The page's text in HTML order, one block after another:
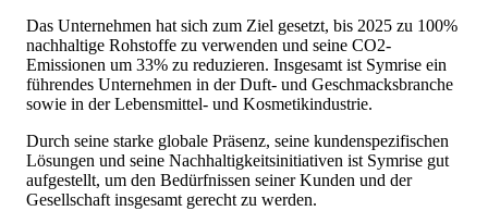
Das Unternehmen hat sich zum Ziel gesetzt, bis 2025 zu 100%
nachhaltige Rohstoffe zu verwenden und seine CO2-
Emissionen um 33% zu reduzieren. Insgesamt ist Symrise ein
führendes Unternehmen in der Duft- und Geschmacksbranche
sowie in der Lebensmittel- und Kosmetikindustrie.
Durch seine starke globale Präsenz, seine kundenspezifischen
Lösungen und seine Nachhaltigkeitsinitiativen ist Symrise gut
aufgestellt, um den Bedürfnissen seiner Kunden und der
Gesellschaft insgesamt gerecht zu werden.